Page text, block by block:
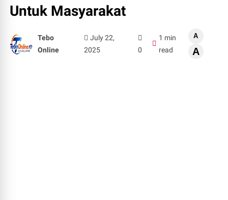
Untuk Masyarakat
Tebo
Online
July 22,
2025
0
1 min
read
A
A